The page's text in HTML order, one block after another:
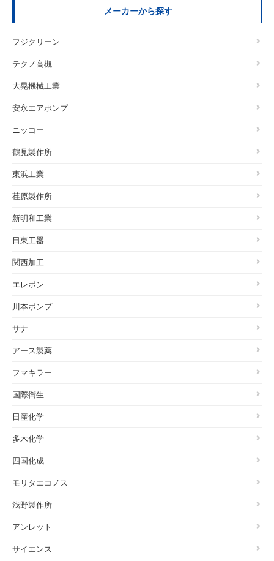
メーカーから探す
フジクリーン
テクノ高槻
大晃機械工業
安永エアポンプ
ニッコー
鶴見製作所
東浜工業
荏原製作所
新明和工業
日東工器
関西加工
エレポン
川本ポンプ
サナ
アース製薬
フマキラー
国際衛生
日産化学
多木化学
四国化成
モリタエコノス
浅野製作所
アンレット
サイエンス